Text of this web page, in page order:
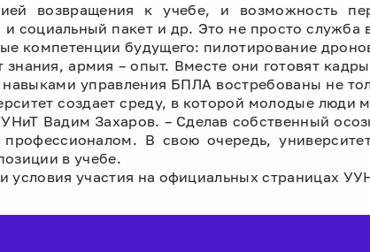
возвращения к учебе, и возможность
и социальный пакет и др. Это не просто
компетенции будущего: пилотирование
знания, армия – опыт. Вместе они готовят
управления БПЛА востребованы не
создает среду, в которой молодые люди
Вадим Захаров. – Сделав собственный
профессионалом. В свою очередь,
в учебе.
условия участия на официальных страницах